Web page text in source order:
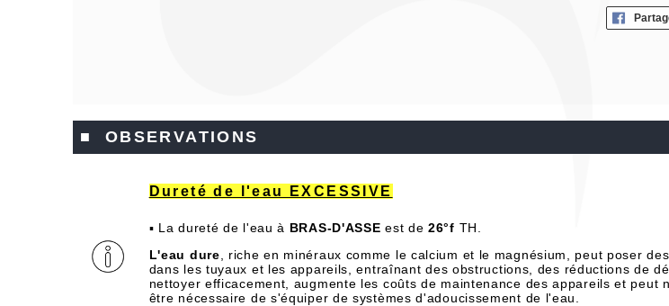
■ OBSERVATIONS
Dureté de l'eau EXCESSIVE
▪ La dureté de l'eau à BRAS-D'ASSE est de26°f TH.
L'eau dure , riche en minéraux comme le calcium et le magnésium, peut poser
dans les tuyaux et les appareils, entraînant des obstructions, des réductions de
nettoyer efficacement, augmente les coûts de maintenance des appareils et
être nécessaire de s'équiper de systèmes d'adoucissement de l'eau.